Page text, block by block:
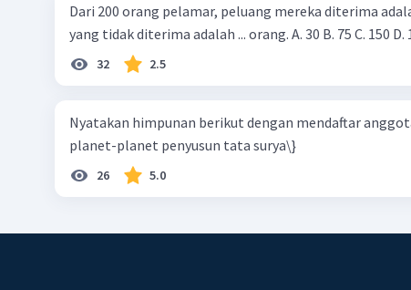
Dari 200 orang pelamar, peluang mereka diterima
yang tidak diterima adalah ... orang. A. 30 B. 75 C. 150 D.
32 2.5
Nyatakan himpunan berikut dengan mendaftar
planet-planet penyusun tata surya\}
26 5.0